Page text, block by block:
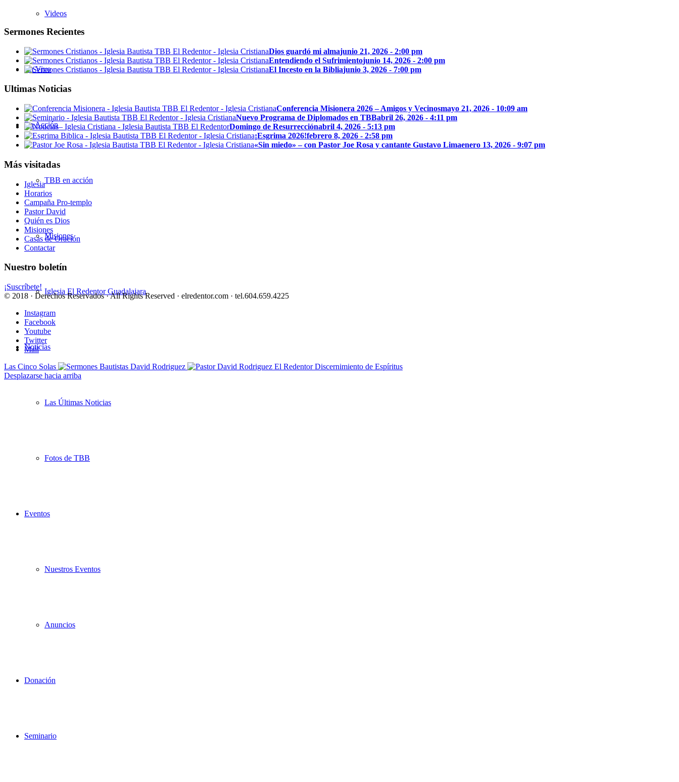
Videos
En Vivo
En Acción
TBB en acción
Misiones
Iglesia El Redentor Guadalajara
Noticias
Las Últimas Noticias
Fotos de TBB
Eventos
Nuestros Eventos
Anuncios
Donación
Seminario
Sermones Recientes
Dios guardó mi almajunio 21, 2026 - 2:00 pm
Entendiendo el Sufrimientojunio 14, 2026 - 2:00 pm
El Incesto en la Bibliajunio 3, 2026 - 7:00 pm
Ultimas Noticias
Conferencia Misionera 2026 – Amigos y Vecinosmayo 21, 2026 - 10:09 am
Nuevo Programa de Diplomados en TBBabril 26, 2026 - 4:11 pm
Domingo de Resurrecciónabril 4, 2026 - 5:13 pm
¡Esgrima 2026!febrero 8, 2026 - 2:58 pm
«Sin miedo» – con Pastor Joe Rosa y cantante Gustavo Limaenero 13, 2026 - 9:07 pm
Más visitadas
Iglesia
Horarios
Campaña Pro-templo
Pastor David
Quién es Dios
Misiones
Casas de Oración
Contactar
Nuestro boletín
¡Suscríbete!
© 2018 · Derechos Reservados · All Rights Reserved · elredentor.com · tel.604.659.4225
Instagram
Facebook
Youtube
Twitter
Mail
Las Cinco Solas
Discernimiento de Espíritus
Desplazarse hacia arriba